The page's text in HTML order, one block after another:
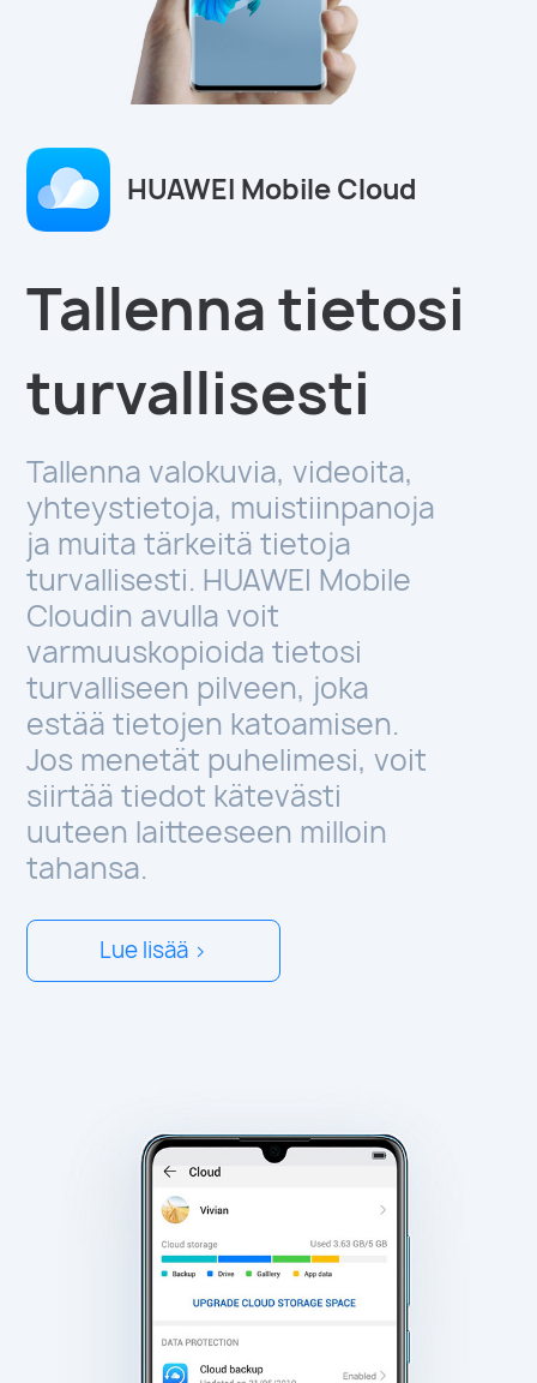
HUAWEI Mobile Cloud
Tallenna tietosi
turvallisesti
Tallenna valokuvia, videoita,
yhteystietoja, muistiinpanoja
ja muita tärkeitä tietoja
turvallisesti. HUAWEI Mobile
Cloudin avulla voit
varmuuskopioida tietosi
turvalliseen pilveen, joka
estää tietojen katoamisen.
Jos menetät puhelimesi, voit
siirtää tiedot kätevästi
uuteen laitteeseen milloin
tahansa.
Lue lisää >